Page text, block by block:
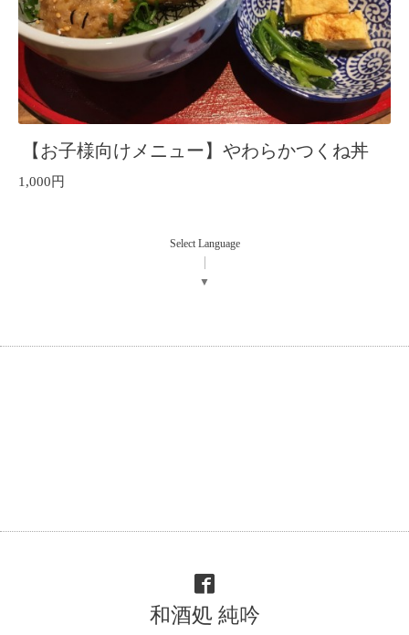
【お子様向けメニュー】やわらかつくね丼
1,000円
Select Language
▼
和酒処 純吟